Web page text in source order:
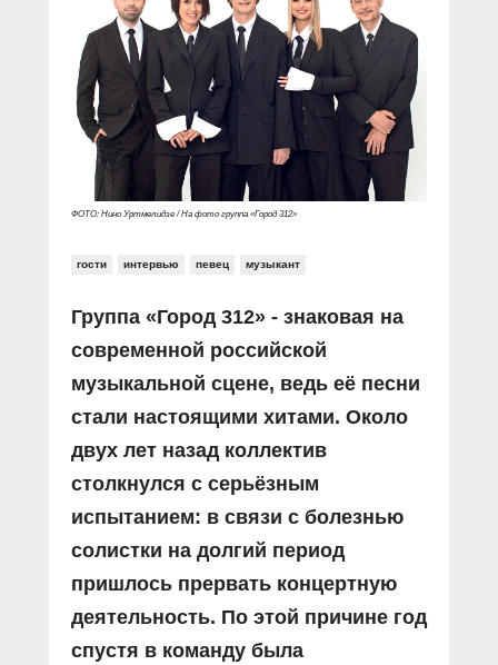
Социальные ролики
Документальные фильмы
Прямой разговор
В знании сила
Специальный репортаж
КиберПОСТОВОЙ
Газета «Щит и меч»
Журнал «Полиция России»
О ПОРТАЛЕ
Контакты
Вакансии
ФОТО: Нино Уртмелидзе / На фото группа «Город 312»
гости интервью певец музыкант
Группа «Город 312» - знаковая на
современной российской
музыкальной сцене, ведь её песни
стали настоящими хитами. Около
двух лет назад коллектив
столкнулся с серьёзным
испытанием: в связи с болезнью
солистки на долгий период
пришлось прервать концертную
деятельность. По этой причине год
спустя в команду была